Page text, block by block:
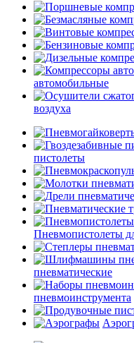
автомобильные
воздуха
пистолеты
Пневмопистолеты
пневматические
пневмоинструмента